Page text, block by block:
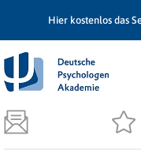
Hier kostenlos das